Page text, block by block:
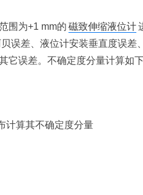
围为+1 mm的 磁致伸缩液位计
误差、液位计安装垂直度误差
它误差。不确定度分量计算如
算其不确定度分量